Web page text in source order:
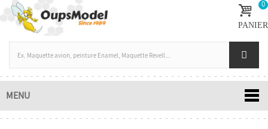
0
PANIER
MENU